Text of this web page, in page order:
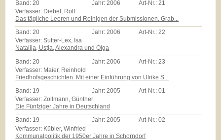
Band: 20 Jahr: 2006 Art-Nr.: 21
Verfasser: Diebel, Rolf
Das tägliche Leeren und Reinigen der Submissionen. Grab...
Band:20 Jahr:2006 Art-Nr.:22
Verfasser: Sutter-Lex, Isa
Natalija, Ustja, Alexandra und Olga
Band: 20 Jahr: 2006 Art-Nr.: 23
Verfasser: Maier, Reinhold
Friedhofsgeschichten. Mit einer Einführung von Ulrike S...
Band: 19 Jahr:2005 Art-Nr.:01
Verfasser: Zollmann, Günther
Die Fünfziger Jahre in Deutschland
Band: 19 Jahr:2005 Art-Nr.:02
Verfasser: Kübler, Winfried
Kommunalpolitik der 1950er Jahre in Schorndorf